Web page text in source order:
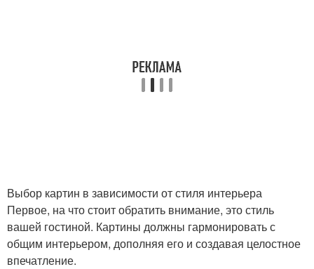
Выбор картин в зависимости от стиля интерьера
Первое, на что стоит обратить внимание, это стиль
вашей гостиной. Картины должны гармонировать с
общим интерьером, дополняя его и создавая целостное
впечатление.